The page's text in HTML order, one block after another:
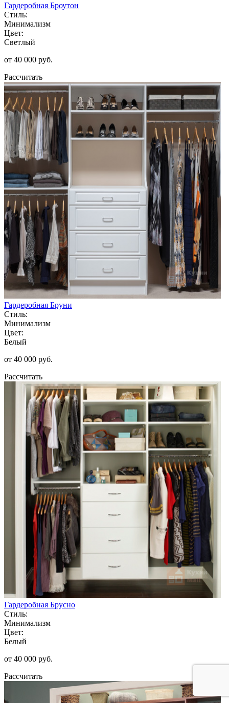
Гардеробная Броутон
Стиль:
Минимализм
Цвет:
Светлый
от 40 000 руб.
Рассчитать
Гардеробная Бруни
Стиль:
Минимализм
Цвет:
Белый
от 40 000 руб.
Рассчитать
Гардеробная Брусно
Стиль:
Минимализм
Цвет:
Белый
от 40 000 руб.
Рассчитать